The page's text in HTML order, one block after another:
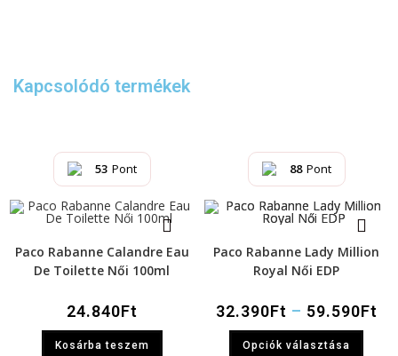
Kapcsolódó termékek
53 Pont
Paco Rabanne Calandre Eau
De Toilette Női 100ml
24.840Ft
Kosárba teszem
88 Pont
Paco Rabanne Lady Million
Royal Női EDP
32.390Ft – 59.590Ft
Opciók választása